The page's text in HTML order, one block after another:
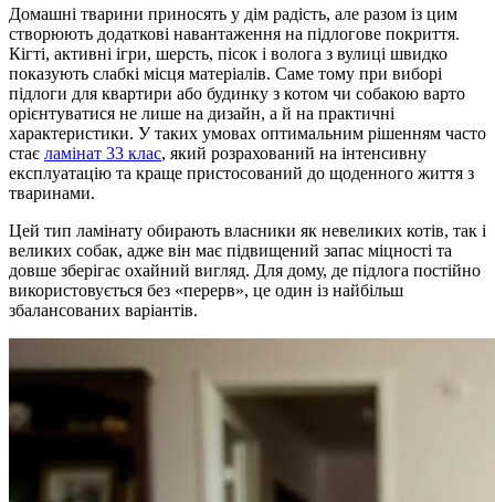
Домашні тварини приносять у дім радість, але разом із цим
створюють додаткові навантаження на підлогове покриття.
Кігті, активні ігри, шерсть, пісок і волога з вулиці швидко
показують слабкі місця матеріалів. Саме тому при виборі
підлоги для квартири або будинку з котом чи собакою варто
орієнтуватися не лише на дизайн, а й на практичні
характеристики. У таких умовах оптимальним рішенням часто
стає ламінат 33 клас, який розрахований на інтенсивну
експлуатацію та краще пристосований до щоденного життя з
тваринами.
Цей тип ламінату обирають власники як невеликих котів, так і
великих собак, адже він має підвищений запас міцності та
довше зберігає охайний вигляд. Для дому, де підлога постійно
використовується без «перерв», це один із найбільш
збалансованих варіантів.